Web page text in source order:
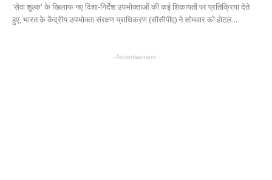
'सेवा शुल्क' के खिलाफ नए दिशा-निर्देश उपभोक्ताओं की कई शिकायतों पर प्रतिक्रिया देते
हुए, भारत के केंद्रीय उपभोक्ता संरक्षण प्राधिकरण (सीसीपीए) ने सोमवार को होटल...
- Advertisement -